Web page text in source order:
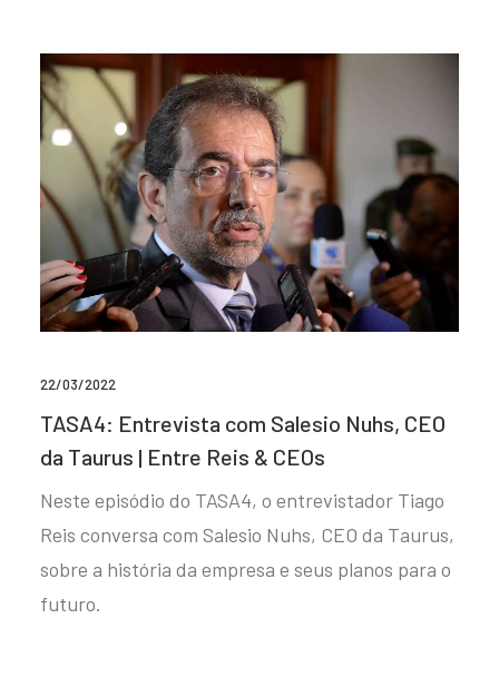
22/03/2022
TASA4: Entrevista com Salesio Nuhs, CEO
da Taurus | Entre Reis & CEOs
Neste episódio do TASA4, o entrevistador Tiago
Reis conversa com Salesio Nuhs, CEO da Taurus,
sobre a história da empresa e seus planos para o
futuro.